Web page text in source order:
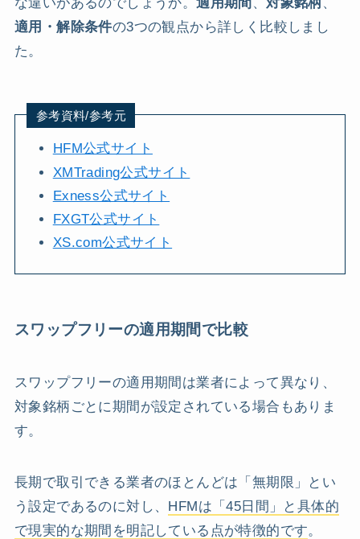
適用・解除条件の3つの観点から詳しく比較しまし
た。
参考資料/参考元
HFM公式サイト
XMTrading公式サイト
Exness公式サイト
FXGT公式サイト
XS.com公式サイト
スワップフリーの適用期間で比較
スワップフリーの適用期間は業者によって異なり、
対象銘柄ごとに期間が設定されている場合もありま
す。
長期で取引できる業者のほとんどは「無期限」とい
う設定であるのに対し、 HFMは「45日間」と具体的
で現実的な期間を明記している点が特徴的です。